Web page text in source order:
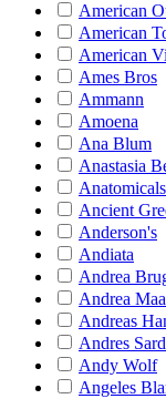
American
American
American
Ames Bros
Ammann
Amoena
Ana Blum
Anastasia
Anatomicals
Ancient
Anderson's
Andiata
Andrea
Andrea
Andreas
Andres
Andy Wolf
Angeles